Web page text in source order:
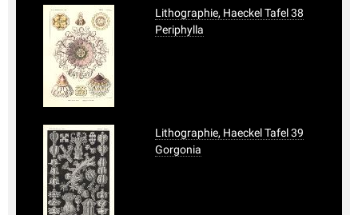
Lithographie, Haeckel Tafel 38
Periphylla
Lithographie, Haeckel Tafel 39
Gorgonia